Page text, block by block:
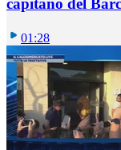
capitano del
01:28